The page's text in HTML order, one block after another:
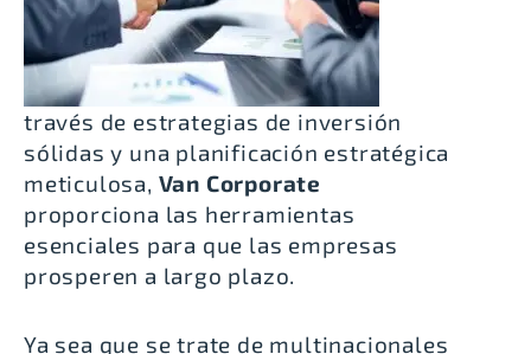
través de estrategias de inversión
sólidas y una planificación estratégica
meticulosa, Van Corporate
proporciona las herramientas
esenciales para que las empresas
prosperen a largo plazo.
Ya sea que se trate de multinacionales